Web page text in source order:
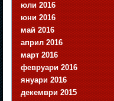
юли 2016
юни 2016
май 2016
април 2016
март 2016
февруари 2016
януари 2016
декември 2015